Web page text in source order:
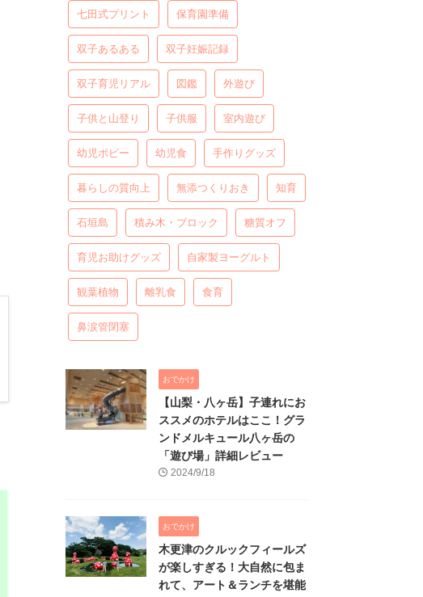
七田式プリント 保育園準備
双子あるある 双子妊娠記録
双子育児リアル 図鑑 外遊び
子供と山登り 子供服 室内遊び
幼児ポピー 幼児食 手作りグッズ
暮らしの質向上 無添つくりおき 知育
石垣島 積み木・ブロック 糖質オフ
育児お助けグッズ 自家製ヨーグルト
観葉植物 離乳食 食育
鼻涙管閉塞
おでかけ
【山梨・八ヶ岳】子連れにお
ススメのホテルはここ！グラ
ンドメルキュール八ヶ岳の
「遊び場」詳細レビュー
2024/9/18
おでかけ
木更津のクルックフィールズ
が楽しすぎる！大自然に包ま
れて、アート＆ランチを堪能